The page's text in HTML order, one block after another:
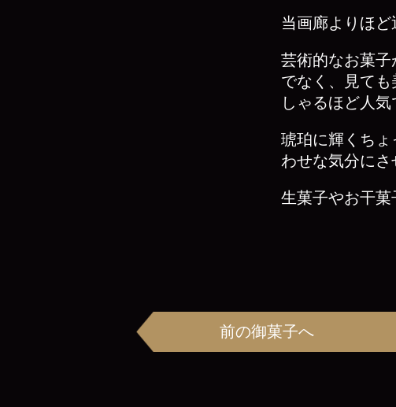
当画廊よりほど
芸術的なお菓
でなく、見て
しゃるほど人気
琥珀に輝くち
わせな気分にさ
生菓子やお干菓
前の御菓子へ